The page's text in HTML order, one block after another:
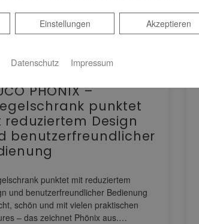
PHÖNIX –
punktet
reduziertem Design
benutzerfreundlicher
punktet mit reduziertem
und benutzerfreundlicher Bedienung
schön und mit vielen praktischen
– das zeichnet Phönix aus.…
Akzeptieren
Einstellungen
Datenschutz Impressum